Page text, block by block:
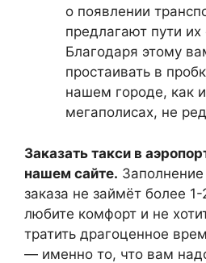
о появлении
предлагают пути их
Благодаря этому
простаивать в
нашем городе, как
мегаполисах, не
Заказать такси в
нашем сайте.
заказа не займёт более
любите комфорт и не
тратить драгоценное
— именно то, что вам